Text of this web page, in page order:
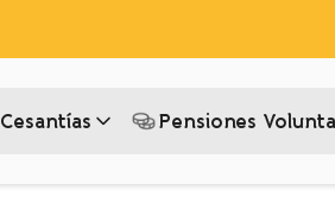
Cesantías Pensiones